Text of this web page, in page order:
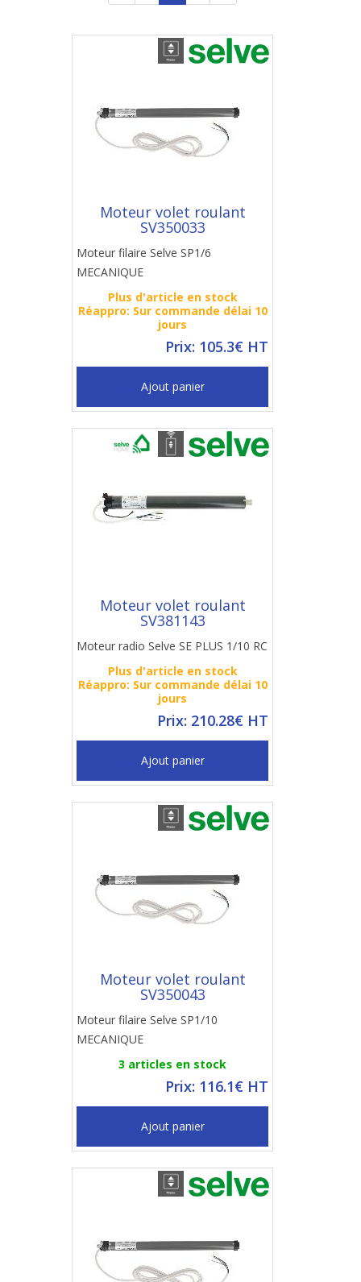
Moteur volet roulant
SV350033
Moteur filaire Selve SP1/6
MECANIQUE
Plus d'article en stock
Réappro: Sur commande délai 10
jours
Prix: 105.3€ HT
Ajout panier
Moteur volet roulant
SV381143
Moteur radio Selve SE PLUS 1/10 RC
Plus d'article en stock
Réappro: Sur commande délai 10
jours
Prix: 210.28€ HT
Ajout panier
Moteur volet roulant
SV350043
Moteur filaire Selve SP1/10
MECANIQUE
3 articles en stock
Prix: 116.1€ HT
Ajout panier